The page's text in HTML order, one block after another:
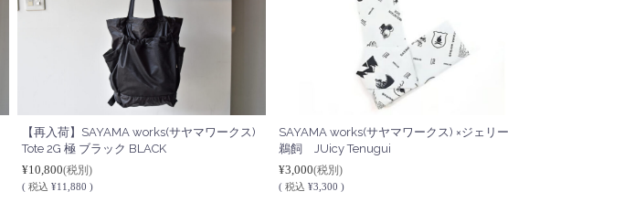
【再入荷】SAYAMA works(サヤマワークス)
Tote 2G 極 ブラック BLACK
¥10,800(税別)
(税込 ¥11,880 )
SAYAMA works(サヤマワークス) ×ジェリー
鵜飼 JUicy Tenugui
¥3,000(税別)
( 税込 ¥3,300 )